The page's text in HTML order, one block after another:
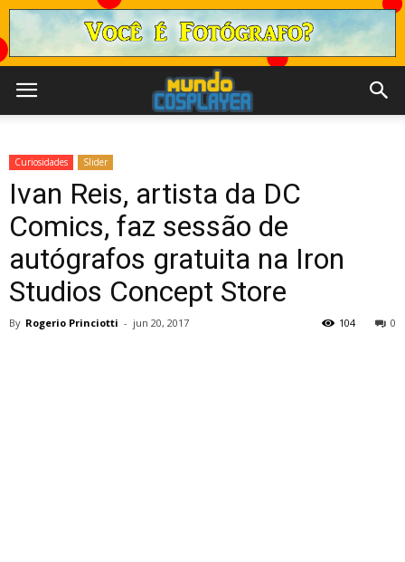
Curiosidades Slider
Ivan Reis, artista da DC
Comics, faz sessão de
autógrafos gratuita na Iron
Studios Concept Store
By Rogerio Princiotti - jun 20, 2017 0
104